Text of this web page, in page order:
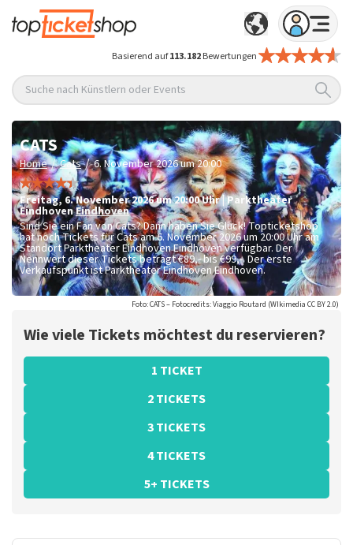
Basierend auf113.182Bewertungen
Suche nach Künstlern oder Events
CATS
Home / Cats / 6. November 2026 um 20:00
Freitag, 6. November 2026 um 20:00Uhr |Parktheater
EindhovenEindhoven
Sind Sie ein Fan von Cats? Dann haben Sie Glück! Topticketshop
hat noch Tickets für Cats am 6. November 2026 um 20:00 Uhr am
Standort Parktheater Eindhoven Eindhoven verfügbar. Der
Nennwert dieser Tickets beträgt€89,- bis €99,-. Der erste
Verkaufspunkt ist Parktheater Eindhoven Eindhoven.
Foto: CATS – Fotocredits: Viaggio Routard (WIkimedia CC BY 2.0)
Wie viele Tickets möchtest du reservieren?
1 TICKET
2 TICKETS
3 TICKETS
4 TICKETS
5+ TICKETS